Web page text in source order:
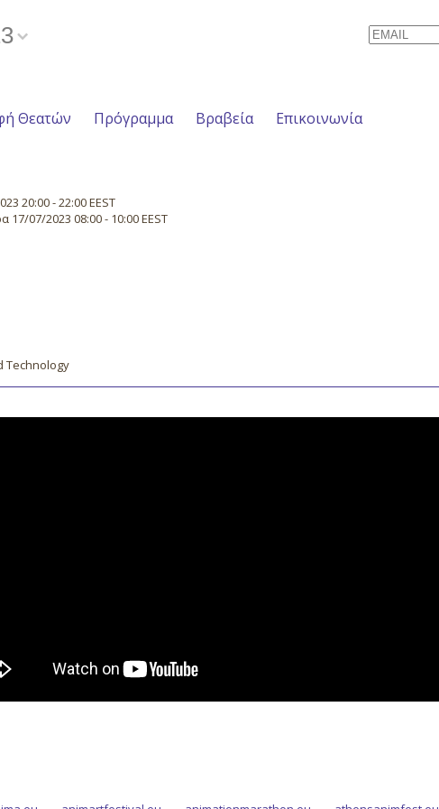
Email
Θεατών Πρόγραμμα Βραβεία Επικοινωνία
20:00 - 22:00 EEST
07/2023 08:00 - 10:00 EEST
Technology